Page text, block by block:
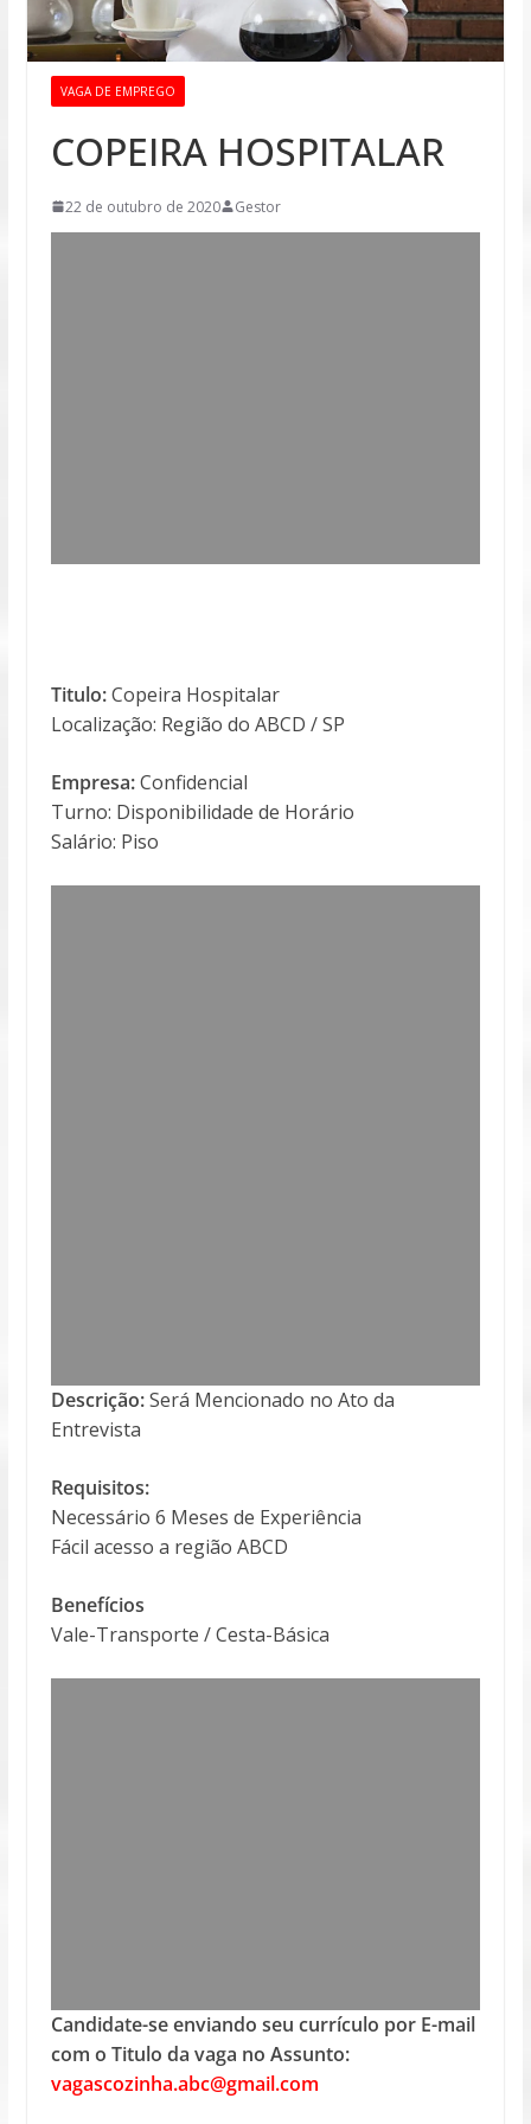
VAGA DE EMPREGO
COPEIRA HOSPITALAR
22 de outubro de 2020 Gestor
Titulo:Copeira Hospitalar
Localização: Região do ABCD / SP
Empresa:Confidencial
Turno: Disponibilidade de Horário
Salário: Piso
Descrição:Será Mencionado no Ato da
Entrevista
Requisitos:
Necessário 6 Meses de Experiência
Fácil acesso a região ABCD
Benefícios
Vale-Transporte / Cesta-Básica
Candidate-se enviando seu currículo por E-mail
com o Titulo da vaga no Assunto:
vagascozinha.abc@gmail.com